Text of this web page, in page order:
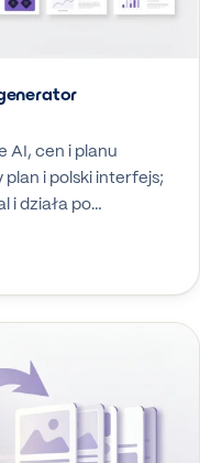
AI, cen i planu
i polski interfejs;
i działa po…